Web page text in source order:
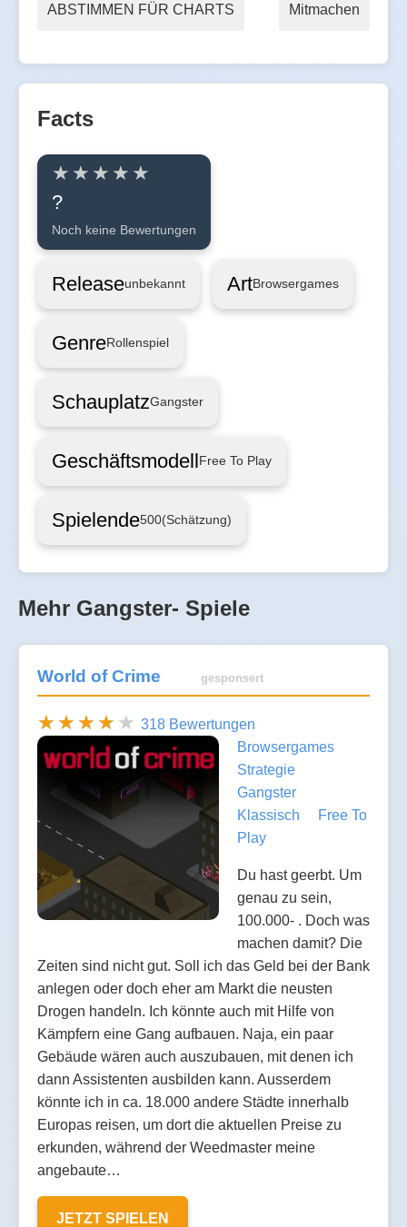
ABSTIMMEN FÜR CHARTS Mitmachen
Facts
?
Noch keine Bewertungen
Releaseunbekannt ArtBrowsergames
GenreRollenspiel
SchauplatzGangster
GeschäftsmodellFree To Play
Spielende500(Schätzung)
Mehr Gangster- Spiele
World of Crime gesponsert
318 Bewertungen
Browsergames
Strategie
Gangster
Klassisch
Free To
Play
Du hast geerbt. Um
genau zu sein,
100.000- . Doch was
machen damit? Die
Zeiten sind nicht gut. Soll ich das Geld bei der Bank
anlegen oder doch eher am Markt die neusten
Drogen handeln. Ich könnte auch mit Hilfe von
Kämpfern eine Gang aufbauen. Naja, ein paar
Gebäude wären auch auszubauen, mit denen ich
dann Assistenten ausbilden kann. Ausserdem
könnte ich in ca. 18.000 andere Städte innerhalb
Europas reisen, um dort die aktuellen Preise zu
erkunden, während der Weedmaster meine
angebaute…
JETZT SPIELEN